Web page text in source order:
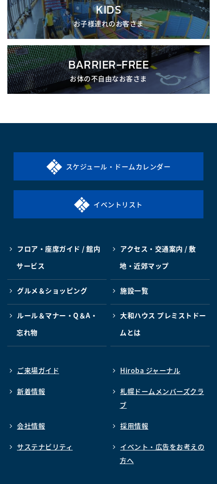
KIDS
お子様連れのお客さま
BARRIER-FREE
お体の不自由なお客さま
スケジュール・ドームカレンダー
イベントリスト
フロア・座席ガイド / 館内
サービス
アクセス・交通案内 / 敷
地・近郊マップ
グルメ＆ショッピング 施設一覧
ルール＆マナー・Q＆A・
忘れ物
大和ハウス プレミストドー
ムとは
ご来場ガイド Hiroba ジャーナル
新着情報
札幌ドームメンバーズクラ
ブ
会社情報 採用情報
サステナビリティ
イベント・広告をお考えの
方へ